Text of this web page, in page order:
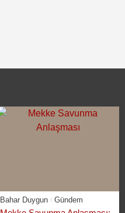
Bahar Duygun Gündem